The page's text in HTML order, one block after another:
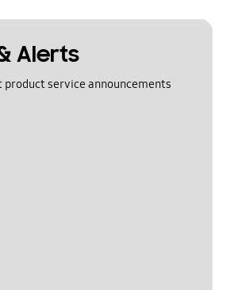
Alerts
product service announcements